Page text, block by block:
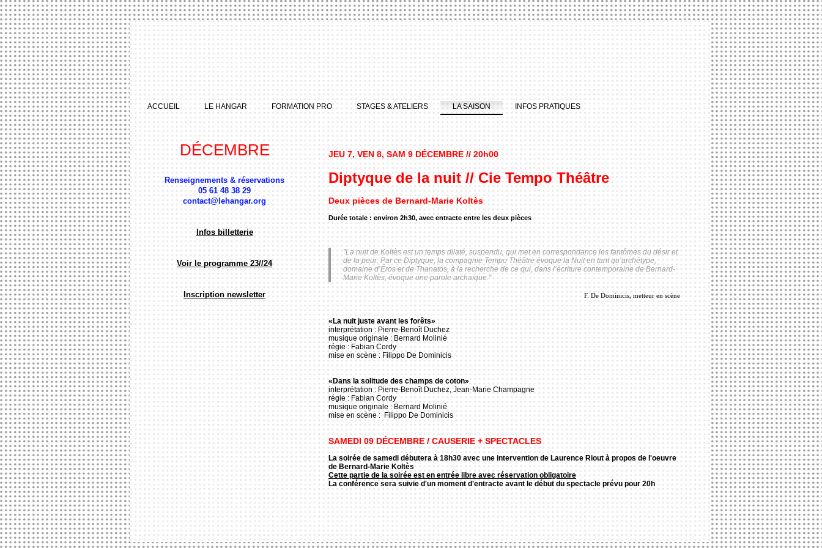
ACCUEIL LE HANGAR FORMATION PRO STAGES & ATELIERS LA SAISON INFOS PRATIQUES
DÉCEMBRE
Renseignements & réservations
05 61 48 38 29
contact@lehangar.org
Infos billetterie
Voir le programme 23//24
Inscription newsletter
JEU 7, VEN 8, SAM 9 DÉCEMBRE // 20h00
Diptyque de la nuit // Cie Tempo Théâtre
Deux pièces de Bernard-Marie Koltès
Durée totale : environ 2h30, avec entracte entre les deux pièces
"La nuit de Koltès est un temps dilaté, suspendu, qui met en correspondance les fantômes du désir et
de la peur. Par ce Diptyque, la compagnie Tempo Théâtre évoque la Nuit en tant qu’archétype,
domaine d’Éros et de Thanatos, à la recherche de ce qui, dans l’écriture contemporaine de Bernard-
Marie Koltès, évoque une parole archaïque."
F. De Dominicis, metteur en scène
«La nuit juste avant les forêts»
interprétation : Pierre-Benoît Duchez
musique originale : Bernard Molinié
régie : Fabian Cordy
mise en scène : Filippo De Dominicis
«Dans la solitude des champs de coton»
interprétation : Pierre-Benoît Duchez, Jean-Marie Champagne
régie : Fabian Cordy
musique originale : Bernard Molinié
mise en scène : Filippo De Dominicis
SAMEDI 09 DÉCEMBRE / CAUSERIE + SPECTACLES
La soirée de samedi débutera à 18h30 avec une intervention de Laurence Riout à propos de l'oeuvre
de Bernard-Marie Koltès
Cette partie de la soirée est en entrée libre avec réservation obligatoire
La conférence sera suivie d'un moment d'entracte avant le début du spectacle prévu pour 20h
ACCUEIL LE HANGAR FORMATION PRO STAGES & ATELIERS LA SAISON INFOS PRATIQUES